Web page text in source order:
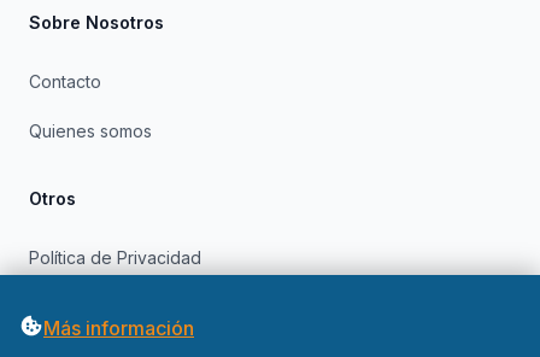
Sobre Nosotros
Contacto
Quienes somos
Otros
Política de Privacidad
Más información